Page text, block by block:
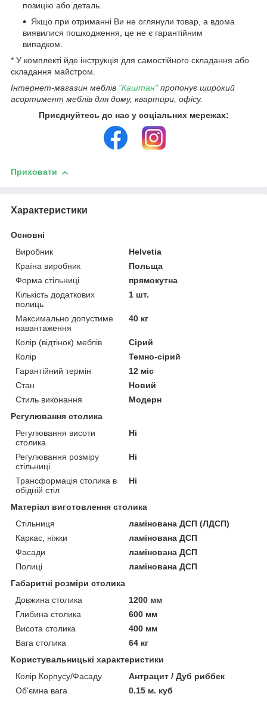
позицію або деталь.
Якщо при отриманні Ви не оглянули товар, а вдома
виявилися пошкодження, це не є гарантійним
випадком.
* У комплекті йде інструкція для самостійного складання або
складання майстром.
Інтернет-магазин меблів "Каштан"пропонує широкий
асортимент меблів для дому, квартири, офісу.
Приєднуйтесь до нас у соціальних мережах:
Приховати
Характеристики
Основні
Виробник
Helvetia
Країна виробник
Польща
Форма стільниці
прямокутна
Кількість додаткових
полиць
1 шт.
Максимально допустиме
навантаження
40 кг
Колір (відтінок) меблів
Сірий
Колір
Темно-сірий
Гарантійний термін
12 міс
Стан
Новий
Стиль виконання
Модерн
Регулювання столика
Регулювання висоти
столика
Ні
Регулювання розміру
стільниці
Ні
Трансформація столика в
обідній стіл
Ні
Матеріал виготовлення столика
Стільниця
ламінована ДСП (ЛДСП)
Каркас, ніжки
ламінована ДСП
Фасади
ламінована ДСП
Полиці
ламінована ДСП
Габаритні розміри столика
Довжина столика
1200 мм
Глибина столика
600 мм
Висота столика
400 мм
Вага столика
64 кг
Користувальницькі характеристики
Колір Корпусу/Фасаду
Антрацит / Дуб риббек
Об'ємна вага
0.15 м. куб